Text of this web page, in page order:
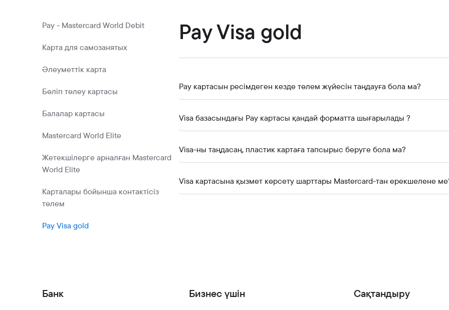
Бонустық бағдарлама
Pay - Mastercard World Debit
Карта для самозанятых
Әлеуметтік карта
Бөліп төлеу картасы
Балалар картасы
Mastercard World Elite
Жетекшілерге арналған Mastercard
World Elite
Карталары бойынша контактісіз
төлем
Pay Visa gold
Pay Visa gold
Pay картасын ресімдеген кезде төлем жүйесін таңдауға бола ма?
Visa базасындағы Pay картасы қандай форматта шығарылады ?
Visa-ны таңдасаң, пластик картаға тапсырыс беруге бола ма?
Visa картасына қызмет көрсету шарттары Mastercard-тан ерекшелене
Банк Бизнес үшін Сақтандыру